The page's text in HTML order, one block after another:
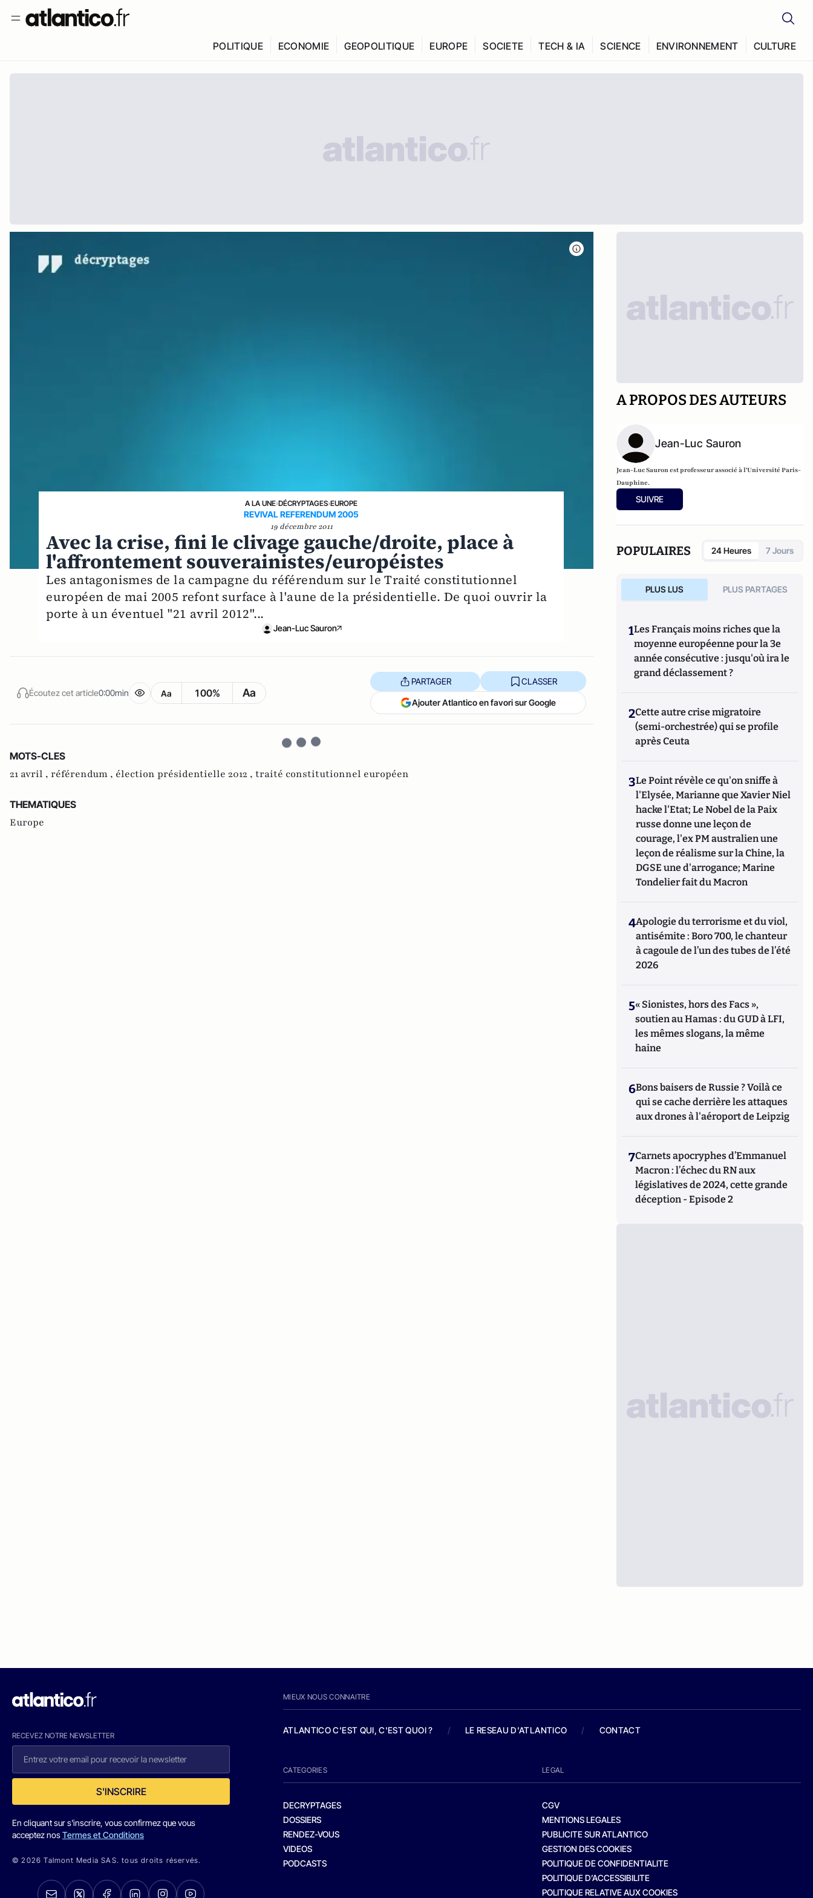
POLITIQUE ECONOMIE GEOPOLITIQUE EUROPE SOCIETE TECH & IA SCIENCE ENVIRONNEMENT CULTURE
A LA UNE›DÉCRYPTAGES›EUROPE
REVIVAL REFERENDUM 2005
19 décembre 2011
Avec la crise, fini le clivage gauche/droite, place à
l'affrontement souverainistes/européistes
Les antagonismes de la campagne du référendum sur le Traité constitutionnel
européen de mai 2005 refont surface à l'aune de la présidentielle. De quoi ouvrir la
porte à un éventuel "21 avril 2012"...
Jean-Luc Sauron
Écoutez cet article0:00min Aa 100% Aa
PARTAGER CLASSER
Ajouter Atlantico en favori sur Google
MOTS-CLES
21 avril , référendum , élection présidentielle 2012 , traité constitutionnel européen
THEMATIQUES
Europe
A PROPOS DES AUTEURS
Jean-Luc Sauron
Jean-Luc Sauronest professeur associé à l'Université Paris-
Dauphine.
SUIVRE
POPULAIRES 24 Heures 7 Jours
PLUS LUS PLUS PARTAGES
1Les Français moins riches que la
moyenne européenne pour la 3e
année consécutive : jusqu'où ira le
grand déclassement ?
2Cette autre crise migratoire
(semi-orchestrée) qui se profile
après Ceuta
3Le Point révèle ce qu'on sniffe à
l'Elysée, Marianne que Xavier Niel
hacke l'Etat; Le Nobel de la Paix
russe donne une leçon de
courage, l'ex PM australien une
leçon de réalisme sur la Chine, la
DGSE une d'arrogance; Marine
Tondelier fait du Macron
4Apologie du terrorisme et du viol,
antisémite : Boro 700, le chanteur
à cagoule de l’un des tubes de l’été
2026
5« Sionistes, hors des Facs »,
soutien au Hamas : du GUD à LFI,
les mêmes slogans, la même
haine
6Bons baisers de Russie ? Voilà ce
qui se cache derrière les attaques
aux drones à l'aéroport de Leipzig
7Carnets apocryphes d’Emmanuel
Macron : l’échec du RN aux
législatives de 2024, cette grande
déception - Episode 2
RECEVEZ NOTRE NEWSLETTER
S'INSCRIRE
En cliquant sur s'inscrire, vous confirmez que vous
acceptez nosTermes et Conditions
© 2026 Talmont Media SAS. tous droits réservés.
MIEUX NOUS CONNAITRE
ATLANTICO C'EST QUI, C'EST QUOI ? / LE RESEAU D'ATLANTICO / CONTACT
CATEGORIES
DECRYPTAGES
DOSSIERS
RENDEZ-VOUS
VIDEOS
PODCASTS
LEGAL
CGV
MENTIONS LEGALES
PUBLICITE SUR ATLANTICO
GESTION DES COOKIES
POLITIQUE DE CONFIDENTIALITE
POLITIQUE D’ACCESSIBILITE
POLITIQUE RELATIVE AUX COOKIES